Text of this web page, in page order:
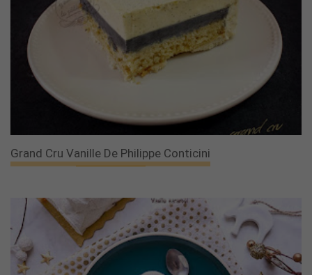
Grand Cru Vanille De Philippe Conticini